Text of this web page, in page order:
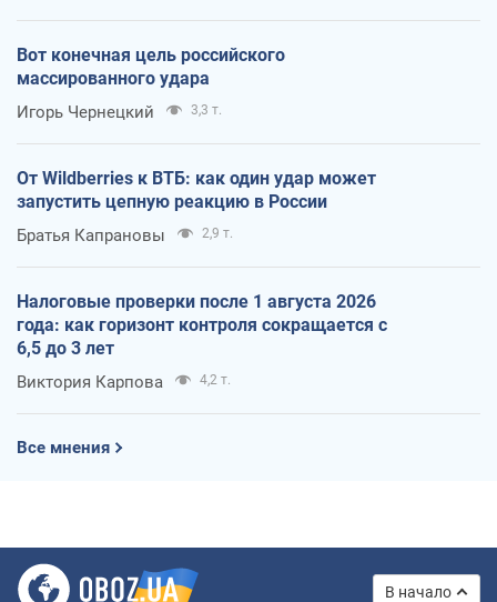
Вот конечная цель российского
массированного удара
Игорь Чернецкий 3,3 т.
От Wildberries к ВТБ: как один удар может
запустить цепную реакцию в России
Братья Капрановы 2,9 т.
Налоговые проверки после 1 августа 2026
года: как горизонт контроля сокращается с
6,5 до 3 лет
Виктория Карпова 4,2 т.
Все мнения
В начало